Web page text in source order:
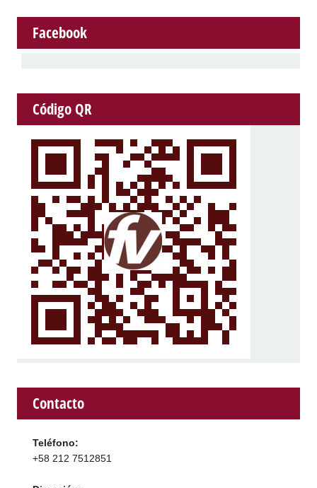
Facebook
Código QR
Contacto
Teléfono:
+58 212 7512851